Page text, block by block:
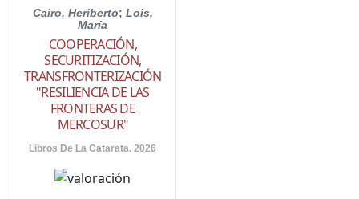
Cairo, Heriberto; Lois,
María
COOPERACIÓN,
SECURITIZACIÓN,
TRANSFRONTERIZACIÓN
"RESILIENCIA DE LAS
FRONTERAS DE
MERCOSUR"
Libros De La Catarata. 2026